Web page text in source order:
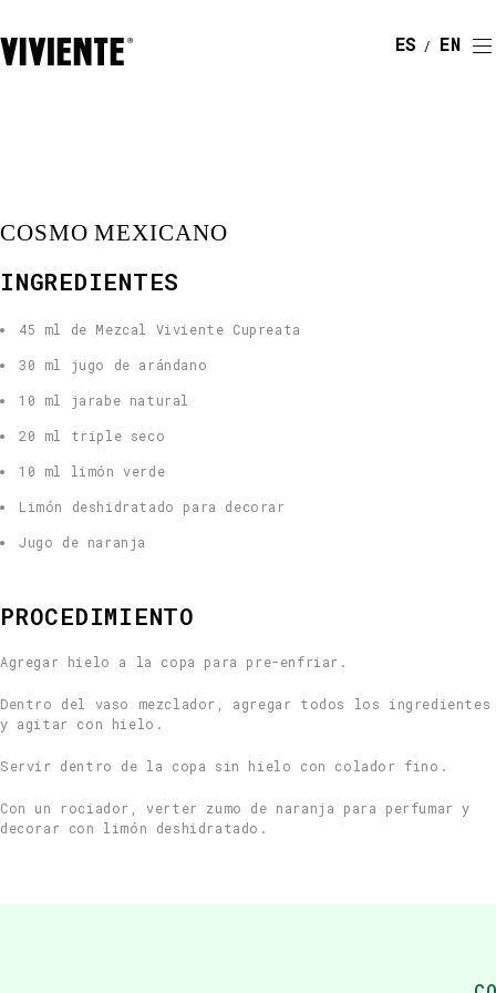
ESPAÑOL
COSMO MEXICANO
INGREDIENTES
45 ml de Mezcal Viviente Cupreata
30 ml jugo de arándano
10 ml jarabe natural
20 ml triple seco
10 ml limón verde
Limón deshidratado para decorar
Jugo de naranja
PROCEDIMIENTO
Agregar hielo a la copa para pre-enfriar.
Dentro del vaso mezclador, agregar todos los ingredientes
y agitar con hielo.
Servir dentro de la copa sin hielo con colador fino.
Con un rociador, verter zumo de naranja para perfumar y
decorar con limón deshidratado.